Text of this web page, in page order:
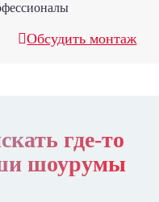
Обсудить монтаж
где-то
шоурумы